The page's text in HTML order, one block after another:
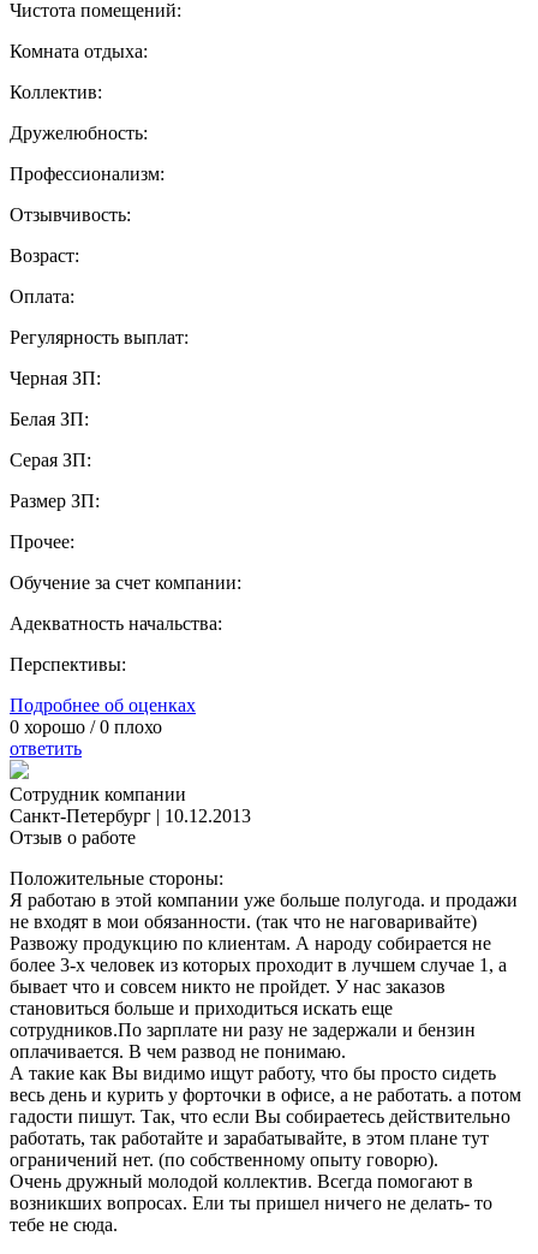
Чистота помещений:
Комната отдыха:
Коллектив:
Дружелюбность:
Профессионализм:
Отзывчивость:
Возраст:
Оплата:
Регулярность выплат:
Черная ЗП:
Белая ЗП:
Серая ЗП:
Размер ЗП:
Прочее:
Обучение за счет компании:
Адекватность начальства:
Перспективы:
Подробнее об оценках
0 хорошо /0 плохо
ответить
Сотрудник компании
Санкт-Петербург | 10.12.2013
Отзыв о работе
Положительные стороны:
Я работаю в этой компании уже больше полугода. и продажи
не входят в мои обязанности. (так что не наговаривайте)
Развожу продукцию по клиентам. А народу собирается не
более 3-х человек из которых проходит в лучшем случае 1, а
бывает что и совсем никто не пройдет. У нас заказов
становиться больше и приходиться искать еще
сотрудников.По зарплате ни разу не задержали и бензин
оплачивается. В чем развод не понимаю.
А такие как Вы видимо ищут работу, что бы просто сидеть
весь день и курить у форточки в офисе, а не работать. а потом
гадости пишут. Так, что если Вы собираетесь действительно
работать, так работайте и зарабатывайте, в этом плане тут
ограничений нет. (по собственному опыту говорю).
Очень дружный молодой коллектив. Всегда помогают в
возникших вопросах. Ели ты пришел ничего не делать- то
тебе не сюда.